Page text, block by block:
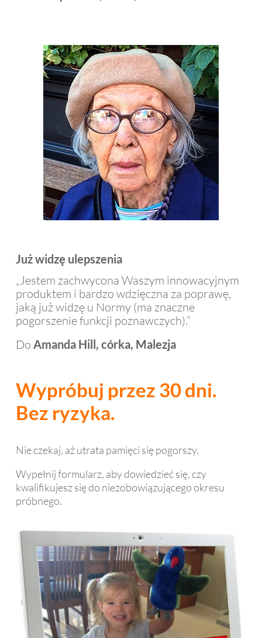
Już widzę ulepszenia
„Jestem zachwycona Waszym innowacyjnym
produktem i bardzo wdzięczna za poprawę,
jaką już widzę u Normy (ma znaczne
pogorszenie funkcji poznawczych).”
Do Amanda Hill, córka, Malezja
Wypróbuj przez 30 dni.
Bez ryzyka.
Nie czekaj, aż utrata pamięci się pogorszy.
Wypełnij formularz, aby dowiedzieć się, czy
kwalifikujesz się do niezobowiązującego okresu
próbnego.